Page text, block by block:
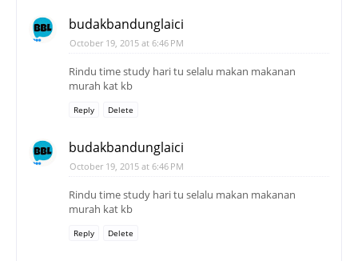
budakbandunglaici
October 19, 2015 at 6:46 PM
Rindu time study hari tu selalu makan makanan
murah kat kb
Reply Delete
budakbandunglaici
October 19, 2015 at 6:46 PM
Rindu time study hari tu selalu makan makanan
murah kat kb
Reply Delete